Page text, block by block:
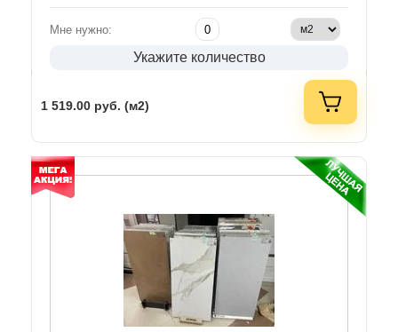
Мне нужно:
Укажите количество
1 519.00 руб. (м2)